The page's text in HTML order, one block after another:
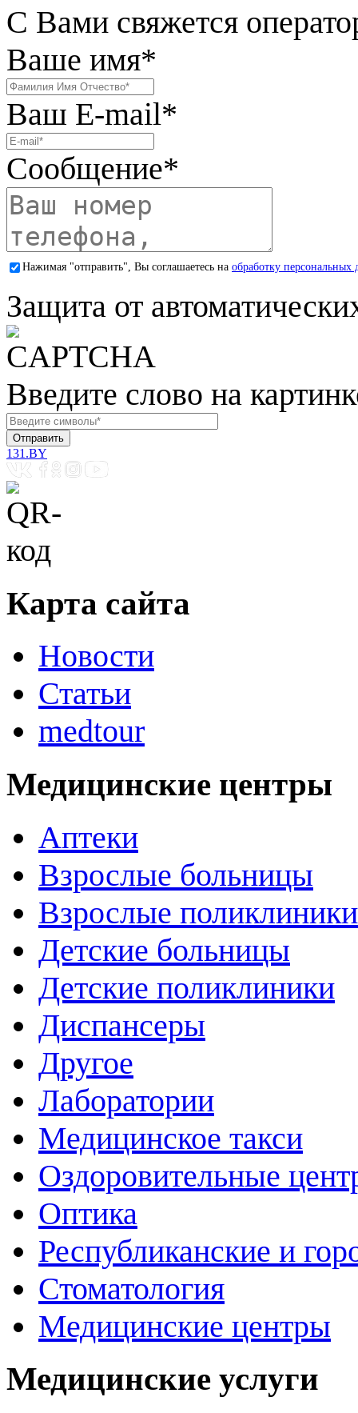
С Вами свяжется
Ваше имя*
Ваш E-mail*
Сообщение*
Нажимая "отправить", Вы соглашаетесь на обработку персональных
Защита от
Введите слово на
131.BY
Карта сайта
Новости
Статьи
medtour
Медицинские центры
Аптеки
Взрослые больницы
Взрослые поликлиники
Детские больницы
Детские поликлиники
Диспансеры
Другое
Лаборатории
Медицинское такси
Оздоровительные
Оптика
Республиканские и
Стоматология
Медицинские центры
Медицинские услуги